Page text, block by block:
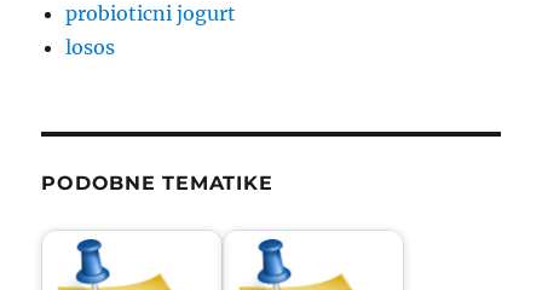
probioticni jogurt
losos
PODOBNE TEMATIKE